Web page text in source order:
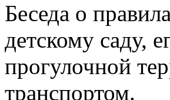
Беседа о
детскому саду,
прогулочной
транспортом.